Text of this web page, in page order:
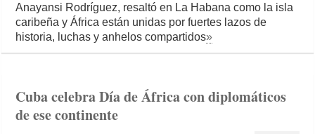
Anayansi Rodríguez, resaltó en La Habana como la isla
caribeña y África están unidas por fuertes lazos de
historia, luchas y anhelos compartidos»
Cuba celebra Día de África con diplomáticos
de ese continente